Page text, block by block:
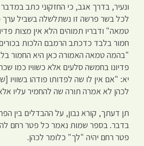
ונעיר, בדרך אגב, כי החזקוני כתב
לכל בשר פרשה זו נשתלשלה בשביל ערך
טמאה" ודבריו תמוהים הלא אין מצות
חמור בלבד כדכתב הרמבם הלכות
"בהמה טמאה האמורה כאן היא החמור
פדיונו בחמשה סלעים אלא כשוויו כמו
יא: "אם אין לו שה לפדותו פודהו בשוויו
לכהן לא אמרה תורה שה להחמיר עליו
תן דעתך, קורא נבון, על ההבדלים בין
בדבר. בספר שמות נאמר כל פטר רחם
פטר רחם יהיה "לך" כלומר לכהן.